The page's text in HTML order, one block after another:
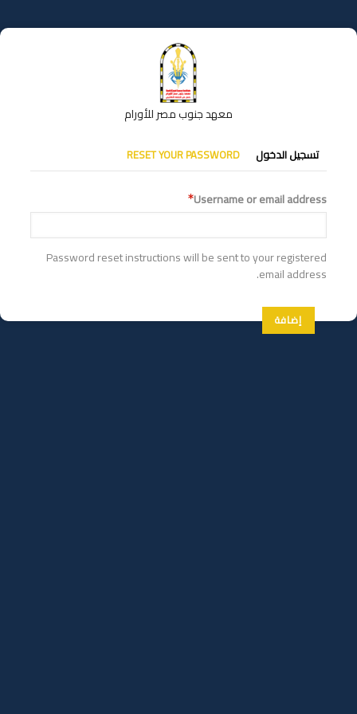
إلى
المحتوى
معهد جنوب مصر للأورام
التبويبات
الأساسية
تسجيل الدخول RESET YOUR PASSWORD
Username or email address
Password reset instructions will be sent to your registered
email address.